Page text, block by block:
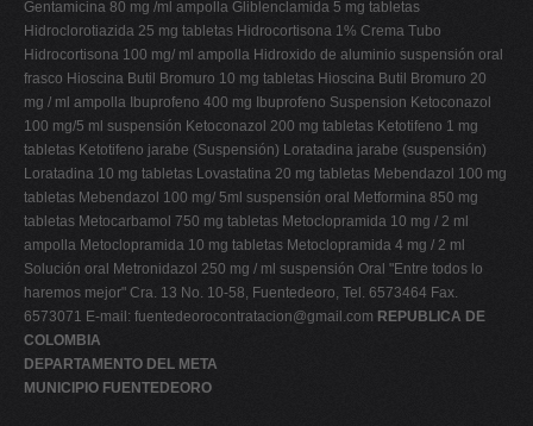
Gentamicina 80 mg /ml ampolla Gliblenclamida 5 mg tabletas
Hidroclorotiazida 25 mg tabletas Hidrocortisona 1% Crema Tubo
Hidrocortisona 100 mg/ ml ampolla Hidroxido de aluminio suspensión oral
frasco Hioscina Butil Bromuro 10 mg tabletas Hioscina Butil Bromuro 20
mg / ml ampolla Ibuprofeno 400 mg Ibuprofeno Suspension Ketoconazol
100 mg/5 ml suspensión Ketoconazol 200 mg tabletas Ketotifeno 1 mg
tabletas Ketotifeno jarabe (Suspensión) Loratadina jarabe (suspensión)
Loratadina 10 mg tabletas Lovastatina 20 mg tabletas Mebendazol 100 mg
tabletas Mebendazol 100 mg/ 5ml suspensión oral Metformina 850 mg
tabletas Metocarbamol 750 mg tabletas Metoclopramida 10 mg / 2 ml
ampolla Metoclopramida 10 mg tabletas Metoclopramida 4 mg / 2 ml
Solución oral Metronidazol 250 mg / ml suspensión Oral "Entre todos lo
haremos mejor" Cra. 13 No. 10-58, Fuentedeoro, Tel. 6573464 Fax.
6573071 E-mail: fuentedeorocontratacion@gmail.com REPUBLICA DE
COLOMBIA
DEPARTAMENTO DEL META
MUNICIPIO FUENTEDEORO